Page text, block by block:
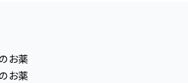
お薬
お薬